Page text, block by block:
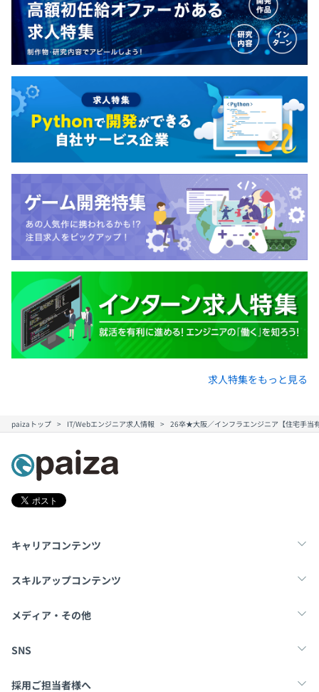
求人特集をもっと見る
paizaトップ IT/Webエンジニア求人情報 26卒★大阪／インフラエンジニア【住宅手当
キャリアコンテンツ
転職・キャリア
スキルアップコンテンツ
学習
メディア・その他
Tech Team Journal
SNS
X
採用ご担当者様へ